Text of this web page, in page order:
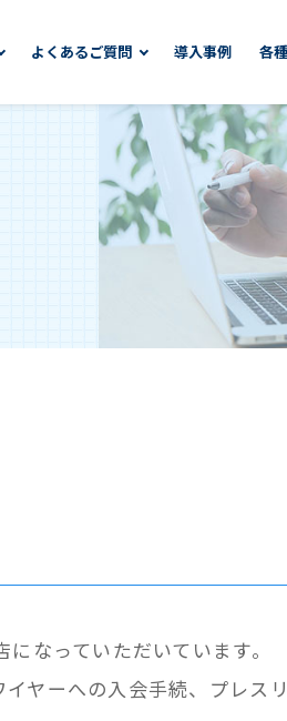
よくあるご質問 導入事例 各
なっていただいています。
ヤーへの入会手続、プレス